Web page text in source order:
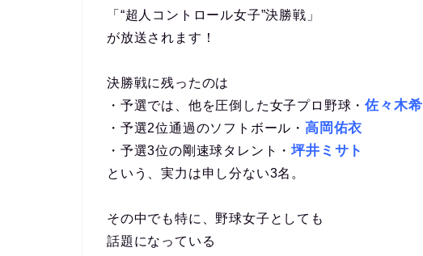
「“超人コントロール女子”決勝戦」
が放送されます！
決勝戦に残ったのは
・予選では、他を圧倒した女子プロ野球・佐々木希
・予選2位通過のソフトボール・ 高岡佑衣
・予選3位の剛速球タレント・坪井ミサト
という、実力は申し分ない3名。
その中でも特に、野球女子としても
話題になっている